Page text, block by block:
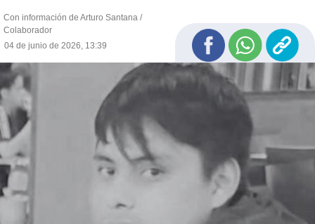
Con información de Arturo Santana /
Colaborador
04 de junio de 2026, 13:39